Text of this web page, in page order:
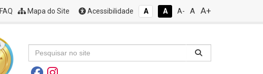
FAQ Mapa do Site Acessibilidade A A A- A A+